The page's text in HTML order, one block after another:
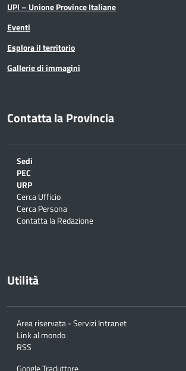
UPI – Unione Province Italiane
Eventi
Esplora il territorio
Gallerie di immagini
Contatta la Provincia
Sedi
PEC
URP
Cerca Ufficio
Cerca Persona
Contatta la Redazione
Utilità
Area riservata - Servizi Intranet
Link al mondo
RSS
Google Traduttore